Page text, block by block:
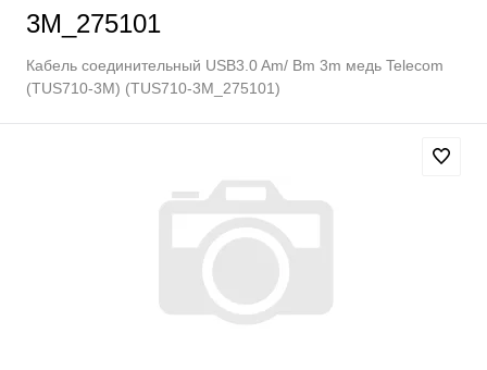
3M_275101
Кабель соединительный USB3.0 Am/ Bm 3m медь Telecom
(TUS710-3M) (TUS710-3M_275101)